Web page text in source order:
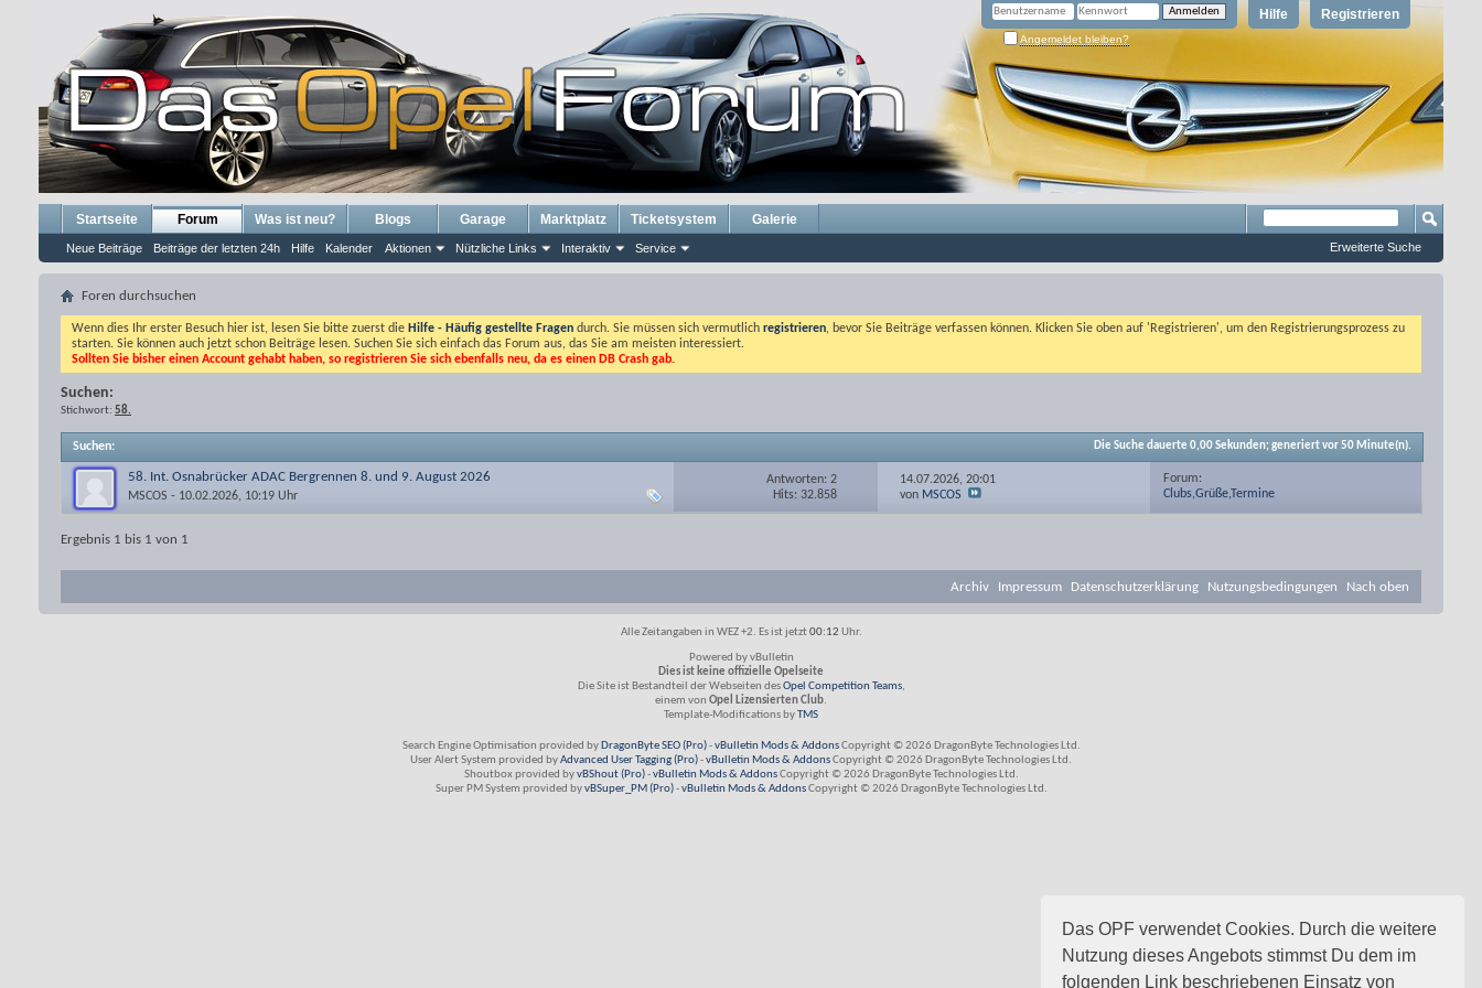
Das OPF verwendet Cookies. Durch die weitere
Nutzung dieses Angebots stimmst Du dem im
folgenden Link beschriebenen Einsatz von
Registrieren
Hilfe
Angemeldet bleiben?
Startseite Forum
Neue Beiträge Beiträge der letzten 24h Hilfe Kalender Aktionen Nützliche Links Interaktiv Service
Was ist neu? Blogs Garage Marktplatz Ticketsystem Galerie
Erweiterte Suche
Foren durchsuchen
Wenn dies Ihr erster Besuch hier ist, lesen Sie bitte zuerst die Hilfe - Häufig gestellte Fragen durch. Sie müssen sich vermutlich registrieren, bevor Sie Beiträge verfassen können. Klicken Sie oben auf 'Registrieren', um den Registrierungsprozess zu
starten. Sie können auch jetzt schon Beiträge lesen. Suchen Sie sich einfach das Forum aus, das Sie am meisten interessiert.
Sollten Sie bisher einen Account gehabt haben, so registrieren Sie sich ebenfalls neu, da es einen DB Crash gab.
Suchen:
Stichwort: 58.
Suchen: Die Suche dauerte 0,00Sekunden; generiert vor 50 Minute(n).
58. Int. Osnabrücker ADAC Bergrennen 8. und 9. August 2026
MSCOS - 10.02.2026, 10:19 Uhr
Antworten: 2
Hits: 32.858
14.07.2026,20:01
von MSCOS
Forum:
Clubs,Grüße,Termine
Ergebnis 1 bis 1 von 1
Archiv Impressum Datenschutzerklärung Nutzungsbedingungen Nach oben
Alle Zeitangaben in WEZ +2. Es ist jetzt00:12 Uhr.
Powered by vBulletin
Dies ist keine offizielle Opelseite
Die Site ist Bestandteil der Webseiten desOpel Competition Teams,
einem von Opel Lizensierten Club.
Template-Modifications byTMS
Search Engine Optimisation provided by DragonByte SEO (Pro)-vBulletin Mods & AddonsCopyright © 2026 DragonByte Technologies Ltd.
User Alert System provided byAdvanced User Tagging (Pro)-vBulletin Mods & AddonsCopyright © 2026 DragonByte Technologies Ltd.
Shoutbox provided byvBShout (Pro)-vBulletin Mods & AddonsCopyright © 2026 DragonByte Technologies Ltd.
Super PM System provided byvBSuper_PM (Pro)-vBulletin Mods & AddonsCopyright © 2026 DragonByte Technologies Ltd.